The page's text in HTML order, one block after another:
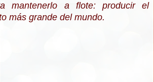
mantenerlo a flote: producir el
más grande del mundo.